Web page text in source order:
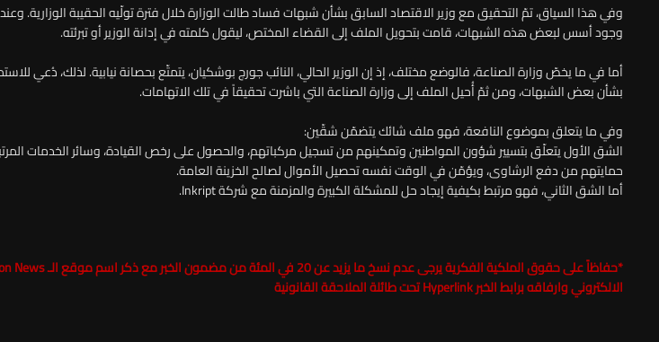
وفي هذا السياق، تمّ التحقيق مع وزير الاقتصاد السابق بشأن شبهات فساد طالت الوزارة خلال فترة تولّيه الحقيبة الوزارية.
وجود أسس لبعض هذه الشبهات، قامت بتحويل الملف إلى القضاء المختص، ليقول كلمته في إدانة الوزير أو تبرئته.
أما في ما يخصّ وزارة الصناعة، فالوضع مختلف، إذ إن الوزير الحالي، النائب جورج بوشكيان، يتمتّع بحصانة نيابية. لذلك، دُعي
بشأن بعض الشبهات، ومن ثمّ أُحيل الملف إلى وزارة الصناعة التي باشرت تحقيقاً في تلك الاتهامات.
وفي ما يتعلق بموضوع النافعة، فهو ملف شائك يتضمّن شقّين:
الشق الأول يتعلّق بتسيير شؤون المواطنين وتمكينهم من تسجيل مركباتهم، والحصول على رخص القيادة، وسائر الخدمات
حمايتهم من دفع الرشاوى، ويؤمّن في الوقت نفسه تحصيل الأموال لصالح الخزينة العامة.
أما الشق الثاني، فهو مرتبط بكيفية إيجاد حل للمشكلة الكبيرة والمزمنة مع شركة Inkript.
*حفاظاً على حقوق الملكية الفكرية يرجى عدم نسخ ما يزيد عن 20 في المئة من مضمون الخبر مع ذكر اسم موقع الـ
News
الالكتروني وارفاقه برابط الخبر Hyperlink تحت طائلة الملاحقة القانونية